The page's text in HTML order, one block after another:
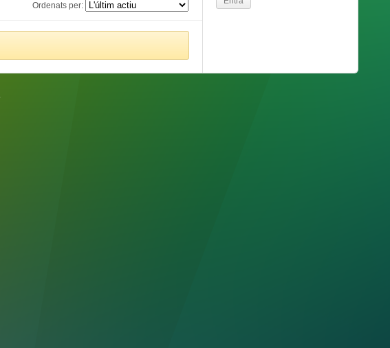
Ordenats per: